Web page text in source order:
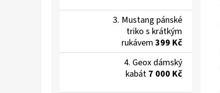
Mustang pánské
triko s krátkým
rukávem 399 Kč
Geox dámský
kabát 7 000 Kč